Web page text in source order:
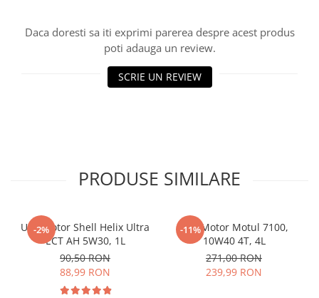
Daca doresti sa iti exprimi parerea despre acest produs
poti adauga un review.
SCRIE UN REVIEW
PRODUSE SIMILARE
-2%
Ulei motor Shell Helix Ultra
ECT AH 5W30, 1L
90,50 RON
88,99 RON
-11%
Ulei Motor Motul 7100,
10W40 4T, 4L
271,00 RON
239,99 RON